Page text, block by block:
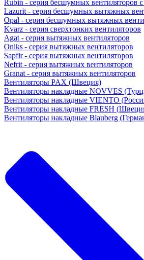
Rubin - серия бесшумных вентиляторов
Lazurit - серия бесшумных вытяжных
Opal - серия бесшумных вытяжных
Kvarz - серия сверхтонких вентиляторов
Agat - серия вытяжных вентиляторов
Oniks - серия вытяжных вентиляторов
Sapfir - серия вытяжных вентиляторов
Nefrit - серия вытяжных вентиляторов
Granat - серия вытяжных вентиляторов
Вентиляторы PAX (Швеция)
Вентиляторы накладные NOVVES
Вентиляторы накладные VIENTO
Вентиляторы накладные FRESH
Вентиляторы накладные Blauberg